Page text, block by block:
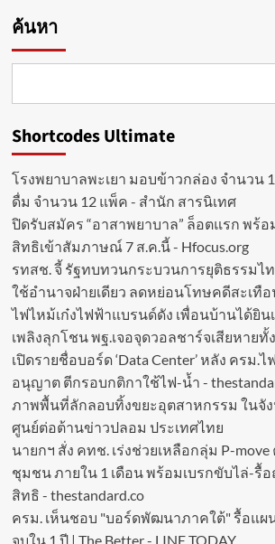
ค้นหา
Shortcodes Ultimate
โรงพยาบาลพะเยา มอบข้าวกล่อง จำนวน
ดื่ม จำนวน 12 แพ็ค - สำนัก สารนิเทศ
ปิดรับสมัคร “อาสาพยาบาล” ล็อตแรก พร้
สิทธิเข้าสัมภาษณ์ 7 ส.ค.นี้ - Hfocus.org
รทสช. จี้ รัฐทบทวนกระบวนการยุติธรรม
ใช้อำนาจฝ่ายเดียว ลดหย่อนโทษคดีสะเทือ
ไฟไหม้เก๋งไฟฟ้าแบรนด์ดัง เพื่อนบ้านได้ยิน
เพลิงลุกโชน พฐ.เจอจุดวอลชาร์จเสียหาย
เปิดรายชื่อบอร์ด ‘Data Center’ หลัง ครม.
อนุญาต ตีกรอบกติกาใช้ไฟ-น้ำ -
ภาพพื้นที่ลักลอบทิ้งขยะอุตสาหกรรม ในจั
ศูนย์ต่อต้านข่าวปลอม ประเทศไทย
นายกฯ สั่ง คทช. เร่งช่วยเหลือกลุ่ม P-
ชุมชน ภายใน 1 เดือน พร้อมเบรกขับไล่-รื้
สิทธิ - thestandard.co
ครม. เห็นชอบ "บอร์ดพัฒนาภาคใต้" รื้อแ
จบใน 1 ปี | The Better - LINE TODAY